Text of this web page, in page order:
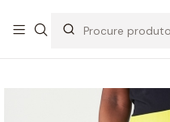
OFERTA DE PORTES DE
80€ de artigos sem promoção